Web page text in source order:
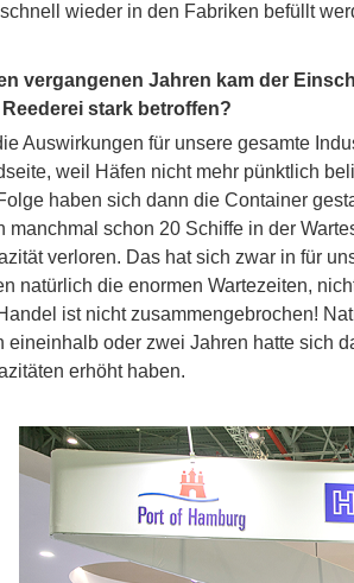
wieder in den Fabriken befüllt
vergangenen Jahren kam der
Reederei stark betroffen?
Auswirkungen für unsere gesamte
weil Häfen nicht mehr pünktlich
haben sich dann die Container
manchmal schon 20 Schiffe in der
verloren. Das hat sich zwar in für
natürlich die enormen Wartezeiten,
ist nicht zusammengebrochen!
eineinhalb oder zwei Jahren hatte sich
erhöht haben.